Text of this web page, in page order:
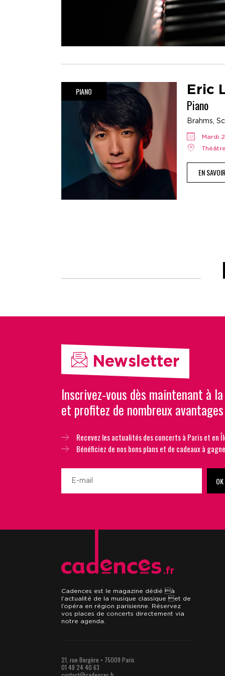
PIANO Eric
Piano
Brahms,
EN
Newsletter
Inscrivez-vous dès maintenant à
et profitez de nombreux avantages
Recevez les actualités des concerts à Paris et en
Bénéficiez de nos bons plans et de cadeaux à
OK
.fr
Cadences est le magazine dédié à
l’actualité de la musique classique et de
l’opéra en région parisienne. Réservez
vos places de concerts directement via
notre agenda.
21, rue Bergère • 75009 Paris
01 48 24 40 63